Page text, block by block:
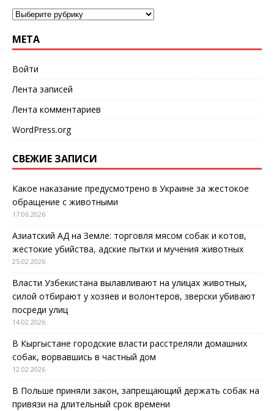
МЕТА
Войти
Лента записей
Лента комментариев
WordPress.org
СВЕЖИЕ ЗАПИСИ
Какое наказание предусмотрено в Украине за жестокое
обращение с животными
17.06.2026
Азиатский АД на Земле: торговля мясом собак и котов,
жестокие убийства, адские пытки и мучения животных
25.02.2026
Власти Узбекистана вылавливают на улицах животных,
силой отбирают у хозяев и волонтеров, зверски убивают
посреди улиц
14.02.2026
В Кыргыстане городские власти расстреляли домашних
собак, ворвавшись в частный дом
12.02.2026
В Польше приняли закон, запрещающий держать собак на
привязи на длительный срок времени